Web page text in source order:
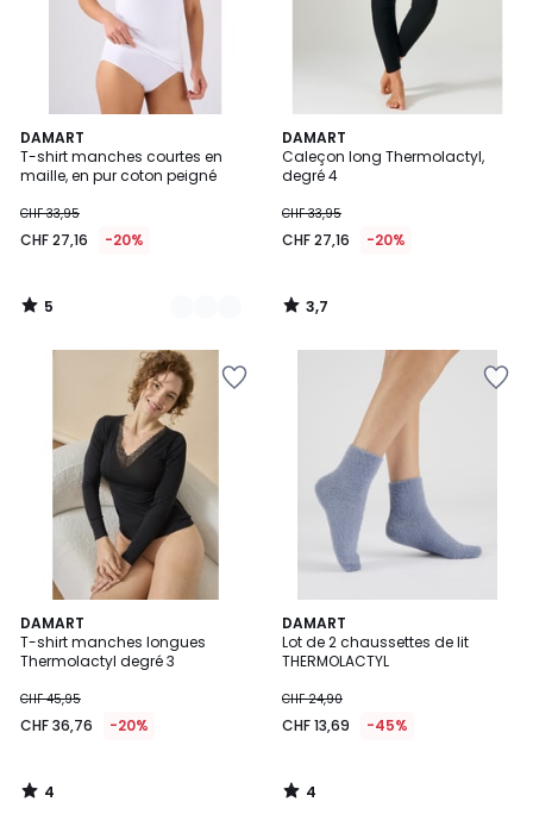
DAMART
T-shirt manches courtes en
maille, en pur coton peigné
CHF 33,95
CHF 27,16 -20%
5
/
5
2
Couleurs
5
/
DAMART
Caleçon long Thermolactyl,
degré 4
CHF 33,95
CHF 27,16 -20%
3,7
/ 5
3,7
/
DAMART
T-shirt manches longues
Thermolactyl degré 3
CHF 45,95
CHF 36,76 -20%
4
/
5
4
/
DAMART
Lot de 2 chaussettes de lit
THERMOLACTYL
CHF 24,90
CHF 13,69 -45%
4
/
5
4
/